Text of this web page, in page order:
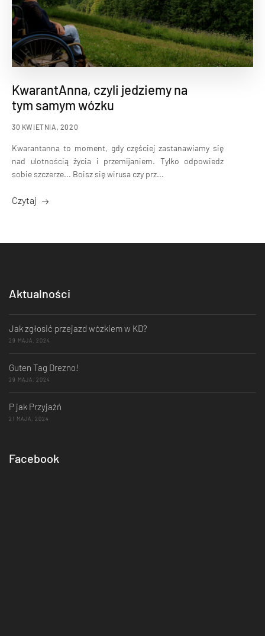
KwarantAnna, czyli jedziemy na
tym samym wózku
30 KWIETNIA, 2020
Kwarantanna to moment, gdy częściej zastanawiamy się
nad ulotnością życia i przemijaniem. Tylko odpowiedz
sobie szczerze... Boisz się wirusa czy prz...
Czytaj
Aktualności
Jak zgłosić przejazd wózkiem w KD?
29 MAJA, 2024
Guten Tag Drezno!
29 MAJA, 2024
P jak Przyjaźń
21 MAJA, 2024
Facebook